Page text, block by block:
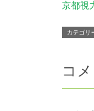
京都視
カテゴリ
コ